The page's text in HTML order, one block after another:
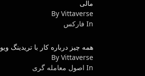
مالی
By Vittaverse
In فاركس
همه چیز درباره کار با تریدینگ ویو
By Vittaverse
In اصول معامله گرى